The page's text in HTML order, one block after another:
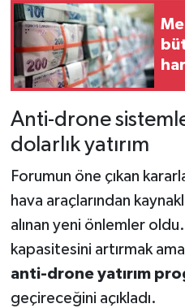
Anti-drone
dolarlık yatırım
Forumun öne çıkan
hava araçlarından
alınan yeni önlemler
kapasitesini artırmak
anti-drone yatırım
geçireceğini açıkladı.